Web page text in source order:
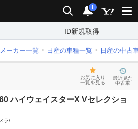
検索 通知
i
ID新規取得
メーカー一覧 日産の車種一覧 日産の中古
お気に入り
一覧を見る
最近見た
中古車
ハイウェイスターX Vセレクショ
ラ/